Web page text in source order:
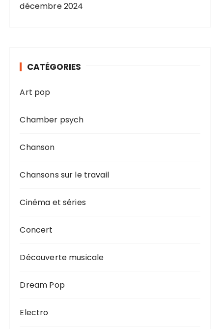
décembre 2024
CATÉGORIES
Art pop
Chamber psych
Chanson
Chansons sur le travail
Cinéma et séries
Concert
Découverte musicale
Dream Pop
Electro